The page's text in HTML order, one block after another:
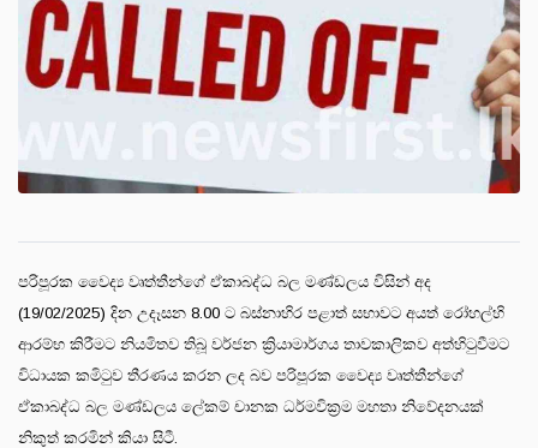
පරිපූරක වෛද්‍ය වෘත්තීන්ගේ ඒකාබද්ධ බල මණ්ඩලය විසින් අද
(19/02/2025) දින උදෑසන 8.00 ට බස්නාහිර පළාත් සභාවට අයත් රෝහල්හි
ආරම්භ කිරීමට නියමිතව තිබූ වර්ජන ක්‍රියාමාර්ගය තාවකාලිකව අත්හිටුවීමට
විධායක කමිටුව තීරණය කරන ලද බව පරිපූරක වෛද්‍ය වෘත්තීන්ගේ
ඒකාබද්ධ බල මණ්ඩලය ලේකම් චානක ධර්මවික්‍රම මහතා නිවේදනයක්
නිකුත් කරමින් කියා සිටී.